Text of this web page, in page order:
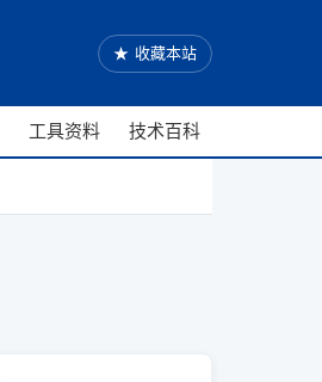
★ 收藏本站
工具资料 技术百科